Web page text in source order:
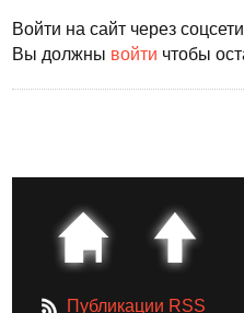
Войти на сайт через соцсети
Вы должны войти чтобы
Публикации RSS